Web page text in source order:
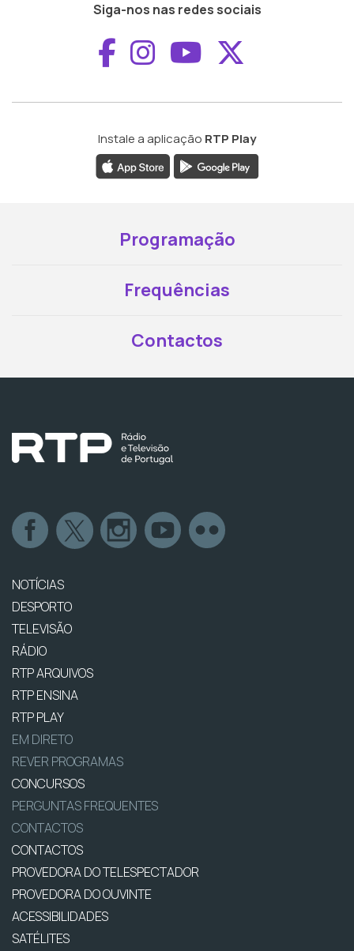
Siga-nos nas redes sociais
Aceder ao
Aceder ao
Aceder ao
Instale a aplicação RTP Play
Programação
Frequências
Contactos
NOTÍCIAS
DESPORTO
TELEVISÃO
RÁDIO
RTP ARQUIVOS
RTP ENSINA
RTP PLAY
EM DIRETO
REVER PROGRAMAS
CONCURSOS
PERGUNTAS FREQUENTES
CONTACTOS
CONTACTOS
PROVEDORA DO TELESPECTADOR
PROVEDORA DO OUVINTE
ACESSIBILIDADES
SATÉLITES